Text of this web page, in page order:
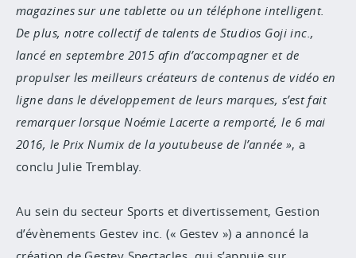
magazines sur une tablette ou un téléphone intelligent.
De plus, notre collectif de talents de Studios Goji inc.,
lancé en septembre 2015 afin d’accompagner et de
propulser les meilleurs créateurs de contenus de vidéo en
ligne dans le développement de leurs marques, s’est fait
remarquer lorsque Noémie Lacerte a remporté, le 6 mai
2016, le Prix Numix de la youtubeuse de l’année
, a
conclu Julie Tremblay.
Au sein du secteur Sports et divertissement, Gestion
d’évènements Gestev inc. (« Gestev ») a annoncé la